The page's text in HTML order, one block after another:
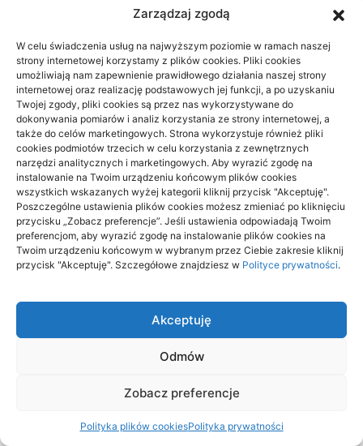
Zarządzaj zgodą
W celu świadczenia usług na najwyższym poziomie w ramach naszej
strony internetowej korzystamy z plików cookies. Pliki cookies
umożliwiają nam zapewnienie prawidłowego działania naszej strony
internetowej oraz realizację podstawowych jej funkcji, a po uzyskaniu
Twojej zgody, pliki cookies są przez nas wykorzystywane do
dokonywania pomiarów i analiz korzystania ze strony internetowej, a
także do celów marketingowych. Strona wykorzystuje również pliki
cookies podmiotów trzecich w celu korzystania z zewnętrznych
narzędzi analitycznych i marketingowych. Aby wyrazić zgodę na
instalowanie na Twoim urządzeniu końcowym plików cookies
wszystkich wskazanych wyżej kategorii kliknij przycisk "Akceptuję".
Poszczególne ustawienia plików cookies możesz zmieniać po kliknięciu
przycisku „Zobacz preferencje”. Jeśli ustawienia odpowiadają Twoim
preferencjom, aby wyrazić zgodę na instalowanie plików cookies na
Twoim urządzeniu końcowym w wybranym przez Ciebie zakresie kliknij
przycisk "Akceptuję". Szczegółowe znajdziesz w Polityce prywatności.
Akceptuję
Odmów
Zobacz preferencje
Polityka plików cookiesPolityka prywatności
Beskid Śląski: widokowe szlaki na 1
dzień — wybór trasy
18/06/2026